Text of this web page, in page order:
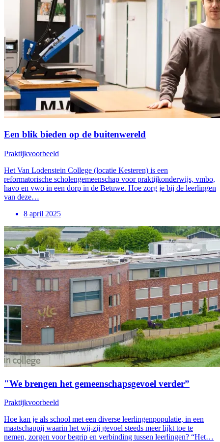
Een blik bieden op de buitenwereld
Praktijkvoorbeeld
Het Van Lodenstein College (locatie Kesteren) is een
reformatorische scholengemeenschap voor praktijkonderwijs, vmbo,
havo en vwo in een dorp in de Betuwe. Hoe zorg je bij de leerlingen
van deze…
8 april 2025
"We brengen het gemeenschapsgevoel verder”
Praktijkvoorbeeld
Hoe kan je als school met een diverse leerlingenpopulatie, in een
maatschappij waarin het wij-zij gevoel steeds meer lijkt toe te
nemen, zorgen voor begrip en verbinding tussen leerlingen? “Het…